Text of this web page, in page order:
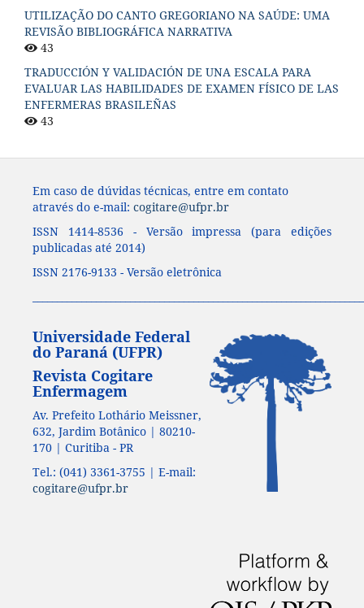
UTILIZAÇÃO DO CANTO GREGORIANO NA SAÚDE: UMA
REVISÃO BIBLIOGRÁFICA NARRATIVA
43
TRADUCCIÓN Y VALIDACIÓN DE UNA ESCALA PARA
EVALUAR LAS HABILIDADES DE EXAMEN FÍSICO DE LAS
ENFERMERAS BRASILEÑAS
43
Em caso de dúvidas técnicas, entre em contato
através do e-mail: cogitare@ufpr.br
ISSN 1414-8536 - Versão impressa (para edições
publicadas até 2014)
ISSN 2176-9133 - Versão eletrônica
Universidade Federal
do Paraná (UFPR)
Revista Cogitare
Enfermagem
Av. Prefeito Lothário Meissner,
632, Jardim Botânico | 80210-
170 | Curitiba - PR
Tel.: (041) 3361-3755 | E-mail:
cogitare@ufpr.br